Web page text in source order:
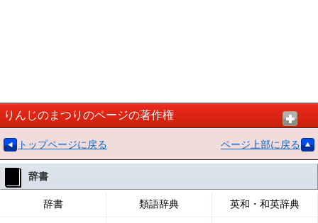
りんじのまつりのページの著作権
トップページに戻る ページ上部に戻る
辞書
辞書 類語辞典 英和・和英辞典